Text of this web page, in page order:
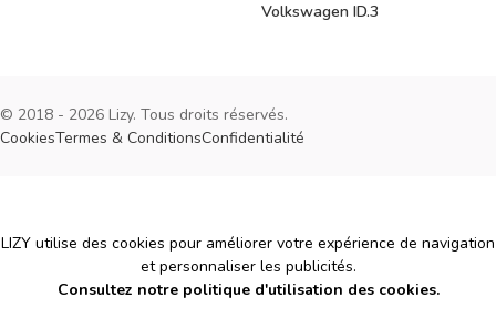
Volkswagen ID.3
© 2018 - 2026 Lizy. Tous droits réservés.
CookiesTermes & ConditionsConfidentialité
Cookies
LIZY utilise des cookies pour améliorer votre expérience de navigation
et personnaliser les publicités.
Consultez notre politique d'utilisation des cookies.